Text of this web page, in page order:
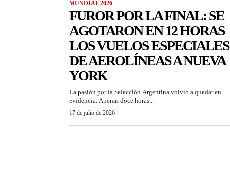
MUNDIAL 2026
FUROR POR LA FINAL: SE
AGOTARON EN 12 HORAS
LOS VUELOS ESPECIALES
DE AEROLÍNEAS A NUEVA
YORK
La pasión por la Selección Argentina volvió a quedar en
evidencia. Apenas doce horas...
17 de julio de 2026